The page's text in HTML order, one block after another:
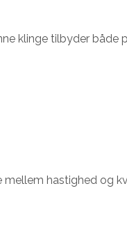
klinge tilbyder både
hastighed og